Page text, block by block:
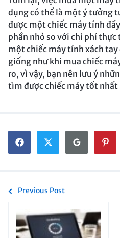
dụng có thể là một ý tưởng
được một chiếc máy tính
phần nhỏ so với chi phí thực
một chiếc máy tính xách tay
giống như khi mua chiếc
ro, vì vậy, bạn nên lưu ý
tìm được chiếc máy tốt
Previous Post